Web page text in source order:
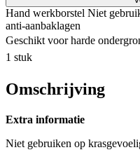
Hand werkborstel Niet
anti-aanbaklagen
Geschikt voor harde
1 stuk
Omschrijving
Extra informatie
Niet gebruiken op